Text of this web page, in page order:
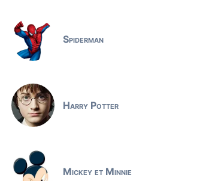
Spiderman
Harry Potter
Mickey et Minnie